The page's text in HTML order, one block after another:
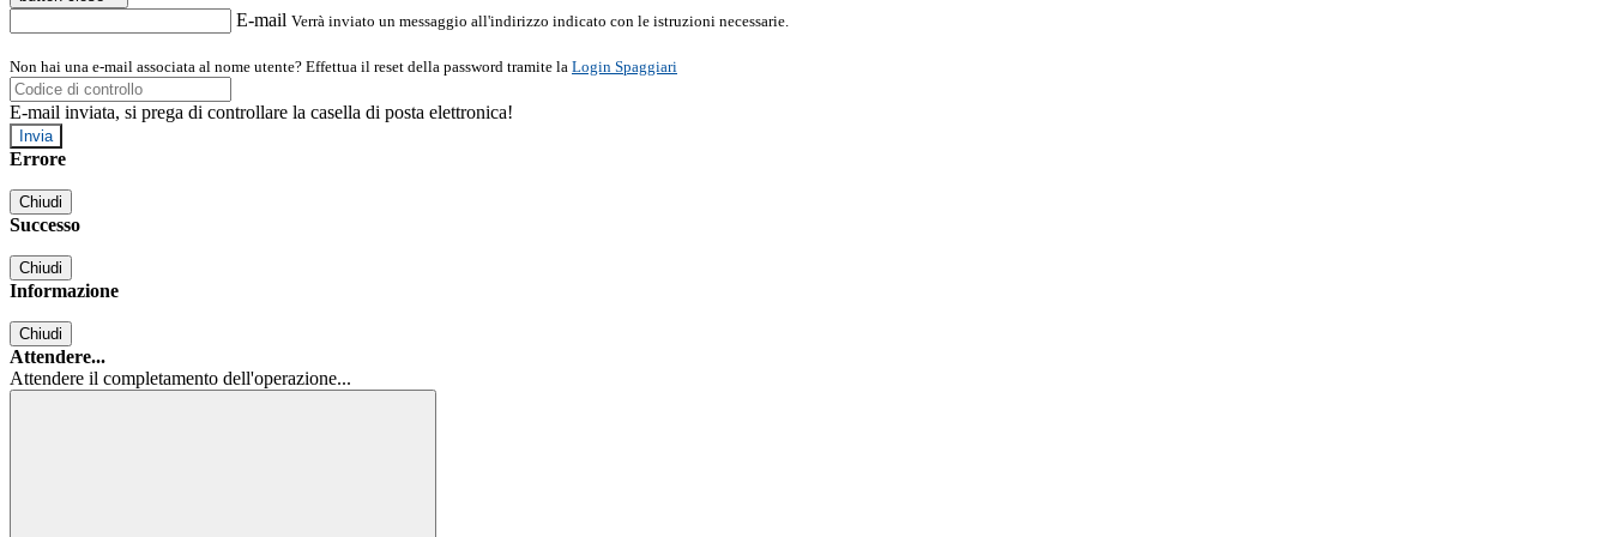
E-mail Verrà inviato un messaggio all'indirizzo indicato con le istruzioni necessarie.
Non hai una e-mail associata al nome utente? Effettua il reset della password tramite la Login Spaggiari
E-mail inviata, si prega di controllare la casella di posta elettronica!
Errore
Chiudi
Successo
Chiudi
Informazione
Chiudi
Attendere...
Attendere il completamento dell'operazione...